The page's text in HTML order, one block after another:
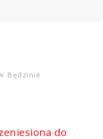
Będzinie
do